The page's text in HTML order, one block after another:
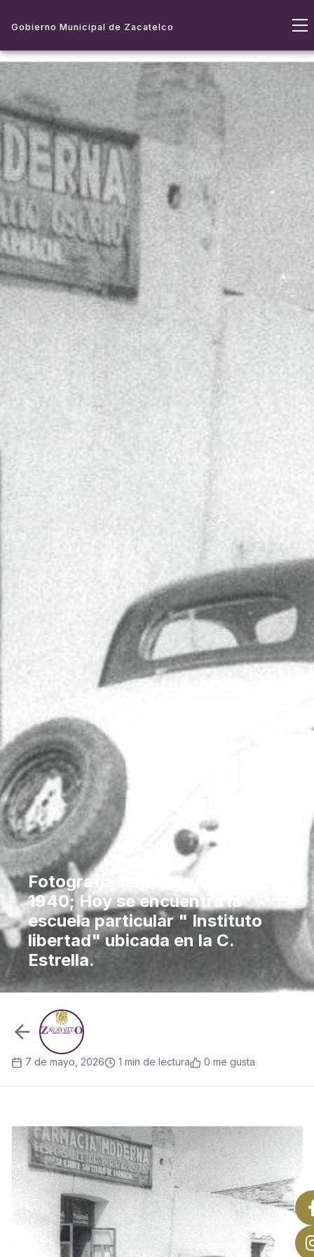
Gobierno Municipal de Zacatelco
Fotografía tomada en el año
1940; Hoy se encuentra la
escuela particular " Instituto
libertad" ubicada en la C.
Estrella.
7 de mayo, 2026 1 min de lectura 0 me gusta